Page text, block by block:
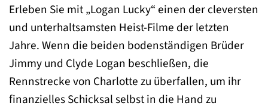
Erleben Sie mit „Logan Lucky“ einen der cleversten
und unterhaltsamsten Heist-Filme der letzten
Jahre. Wenn die beiden bodenständigen Brüder
Jimmy und Clyde Logan beschließen, die
Rennstrecke von Charlotte zu überfallen, um ihr
finanzielles Schicksal selbst in die Hand zu